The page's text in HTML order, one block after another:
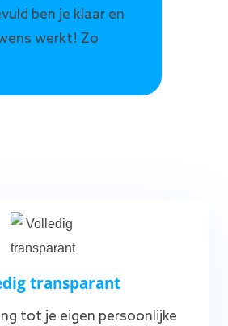
ben je klaar en
werkt! Zo
transparant
tot je eigen persoonlijke